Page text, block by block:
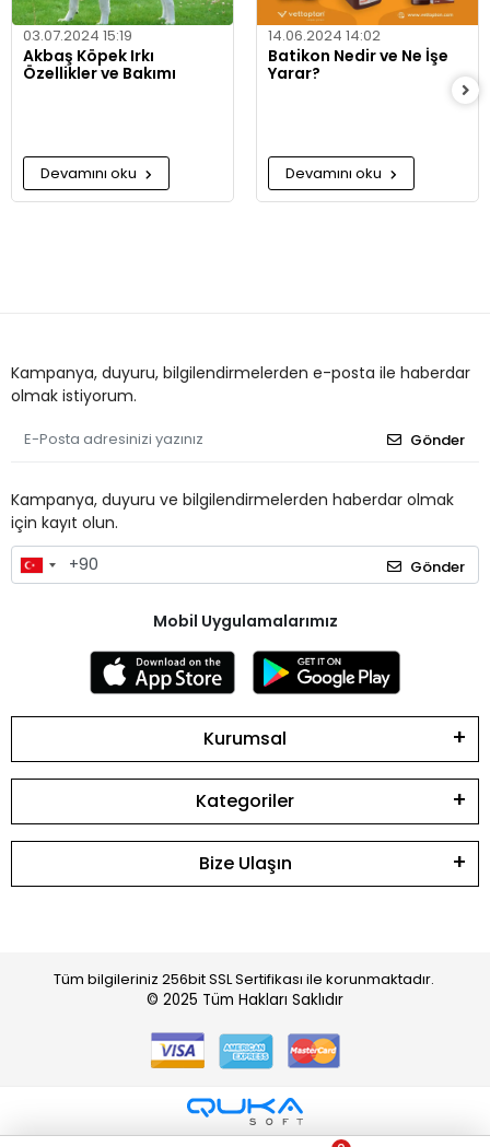
03.07.2024 15:19
Akbaş Köpek Irkı
Özellikler ve Bakımı
Devamını oku
14.06.2024 14:02
Batikon Nedir ve Ne İşe
Yarar?
Devamını oku
Kampanya, duyuru, bilgilendirmelerden e-posta ile haberdar
olmak istiyorum.
Gönder
Kampanya, duyuru ve bilgilendirmelerden haberdar olmak
için kayıt olun.
Gönder
Mobil Uygulamalarımız
Kurumsal
Kategoriler
Bize Ulaşın
Tüm bilgileriniz 256bit SSL Sertifikası ile korunmaktadır.
© 2025 Tüm Hakları Saklıdır